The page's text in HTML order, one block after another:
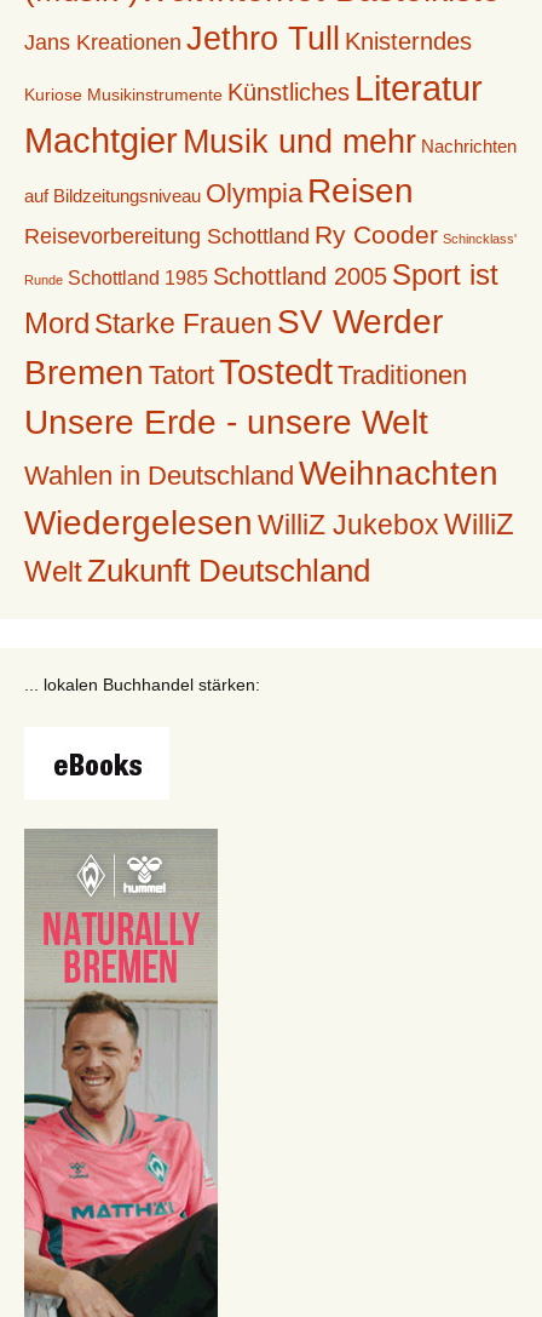
Jans Kreationen Jethro Tull Knisterndes
Kuriose Musikinstrumente Künstliches Literatur
MachtgierMusik und mehr Nachrichten
auf Bildzeitungsniveau Olympia Reisen
Reisevorbereitung Schottland Ry Cooder Schincklass'
Runde Schottland 1985 Schottland 2005 Sport ist
Mord Starke Frauen SV Werder
Bremen TatortTostedtTraditionen
Unsere Erde - unsere Welt
Wahlen in Deutschland Weihnachten
Wiedergelesen WilliZ Jukebox WilliZ
WeltZukunft Deutschland
... lokalen Buchhandel stärken: